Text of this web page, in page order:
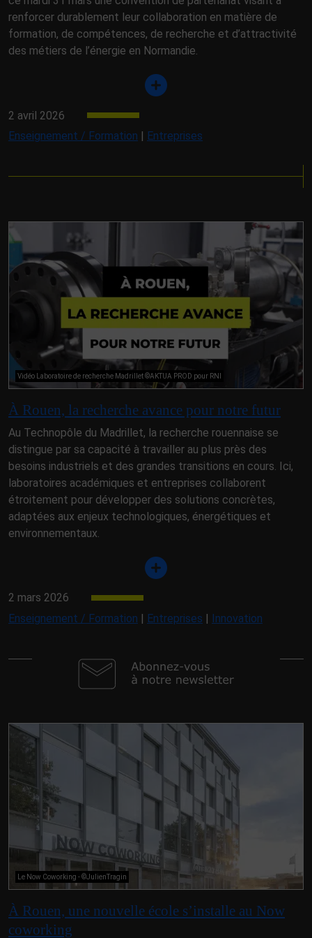
renforcer durablement leur collaboration en matière de
formation, de compétences, de recherche et d’attractivité
des métiers de l’énergie en Normandie.
2 avril 2026
Enseignement / Formation
Entreprises
Vidéo Laboratoire de recherche Madrillet ©AKTUA PROD pour RNI
À Rouen, la recherche avance pour notre futur
Au Technopôle du Madrillet, la recherche rouennaise se
distingue par sa capacité à travailler au plus près des
besoins industriels et des grandes transitions en cours. Ici,
laboratoires académiques et entreprises collaborent
étroitement pour développer des solutions concrètes,
adaptées aux enjeux technologiques, énergétiques et
environnementaux.
2 mars 2026
Enseignement / Formation | Entreprises | Innovation
Le Now Coworking - ©JulienTragin
À Rouen, une nouvelle école s’installe au Now
coworking